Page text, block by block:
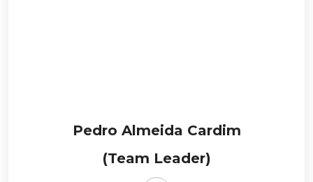
Pedro Almeida Cardim
(Team Leader)